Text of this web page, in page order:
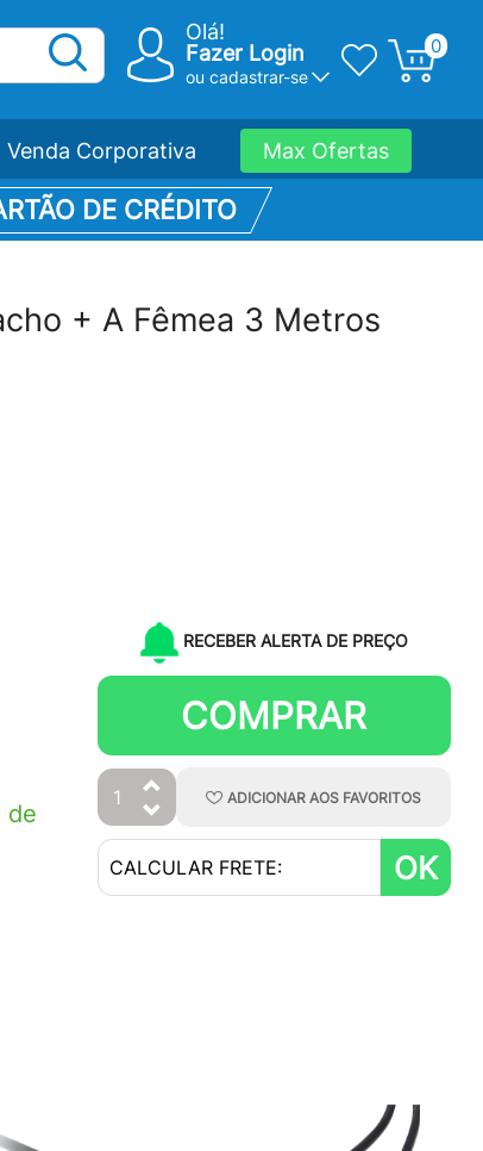
Olá!
Fazer Login
ou cadastrar-se
0
Venda Corporativa Max Ofertas
DE CRÉDITO
+ A Fêmea 3 Metros
de
RECEBER ALERTA DE PREÇO
COMPRAR
ADICIONAR AOSFAVORITOS
OK